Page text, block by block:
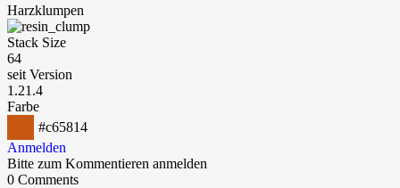
Harzklumpen
Stack Size
64
seit Version
1.21.4
Farbe
#c65814
Anmelden
Bitte zum Kommentieren anmelden
0 Comments